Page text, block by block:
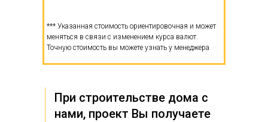
При строительстве дома с
нами, проект Вы получаете
*** Указанная стоимость ориентировочная и может
меняться в связи с изменением курса валют.
Точную стоимость вы можете узнать у менеджера